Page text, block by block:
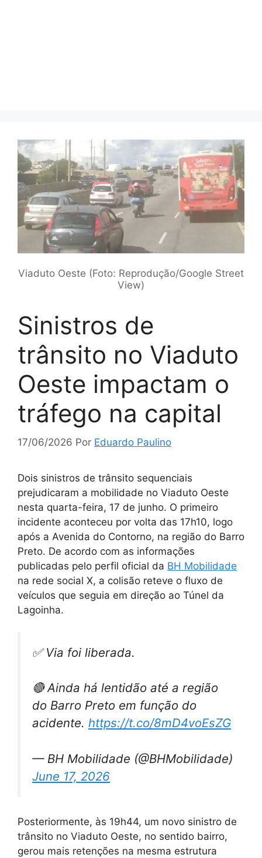
Viaduto Oeste (Foto: Reprodução/Google Street
View)
Sinistros de
trânsito no Viaduto
Oeste impactam o
tráfego na capital
17/06/2026 Por Eduardo Paulino
Dois sinistros de trânsito sequenciais
prejudicaram a mobilidade no Viaduto Oeste
nesta quarta-feira, 17 de junho. O primeiro
incidente aconteceu por volta das 17h10, logo
após a Avenida do Contorno, na região do Barro
Preto. De acordo com as informações
publicadas pelo perfil oficial da BH Mobilidade
na rede social X, a colisão reteve o fluxo de
veículos que seguia em direção ao Túnel da
Lagoinha.
✅ Via foi liberada.
🔴 Ainda há lentidão até a região
do Barro Preto em função do
acidente. https://t.co/8mD4voEsZG
— BH Mobilidade (@BHMobilidade)
June 17, 2026
Posteriormente, às 19h44, um novo sinistro de
trânsito no Viaduto Oeste, no sentido bairro,
gerou mais retenções na mesma estrutura